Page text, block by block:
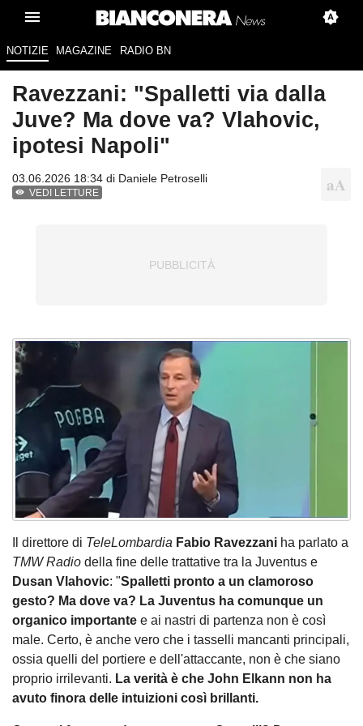
NOTIZIE MAGAZINE RADIO BN
Ravezzani: "Spalletti via dalla
Juve? Ma dove va? Vlahovic,
ipotesi Napoli"
03.06.2026 18:34 di Daniele Petroselli
VEDI LETTURE
Il direttore di TeleLombardia Fabio Ravezzani ha parlato a
TMW Radio della fine delle trattative tra la Juventus e
Dusan Vlahovic: "Spalletti pronto a un clamoroso
gesto? Ma dove va? La Juventus ha comunque un
organico importante e ai nastri di partenza non è così
male. Certo, è anche vero che i tasselli mancanti principali,
ossia quelli del portiere e dell'attaccante, non è che siano
proprio irrilevanti. La verità è che John Elkann non ha
avuto finora delle intuizioni così brillanti.